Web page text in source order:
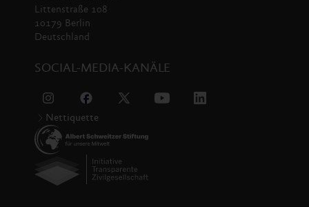
Littenstraße 108
10179 Berlin
Deutschland
SOCIAL-MEDIA-KANÄLE
Nettiquette